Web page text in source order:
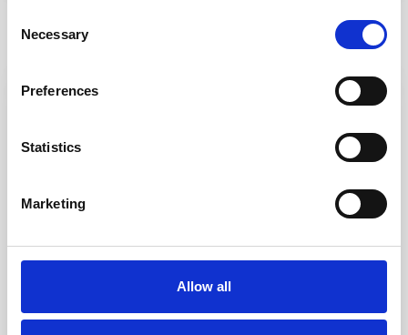
Selection
Necessary
Preferences
Statistics
Marketing
Allow all
Premium Vendu
Appartamento elegante nel cuore di